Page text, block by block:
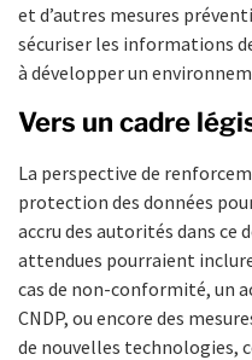
et d’autres mesures
sécuriser les informations
à développer un
Vers un cadre
La perspective de
protection des données
accru des autorités dans ce
attendues pourraient
cas de non-conformité, un
CNDP, ou encore des
de nouvelles technologies,